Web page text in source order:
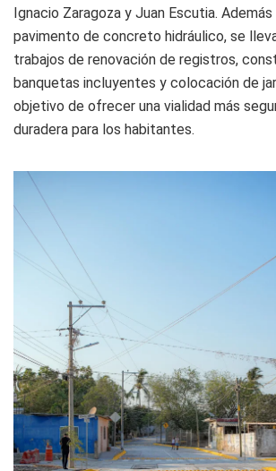
Ignacio Zaragoza y Juan Escutia.
pavimento de concreto hidráulico, se
trabajos de renovación de registros,
banquetas incluyentes y colocación de
objetivo de ofrecer una vialidad más
duradera para los habitantes.